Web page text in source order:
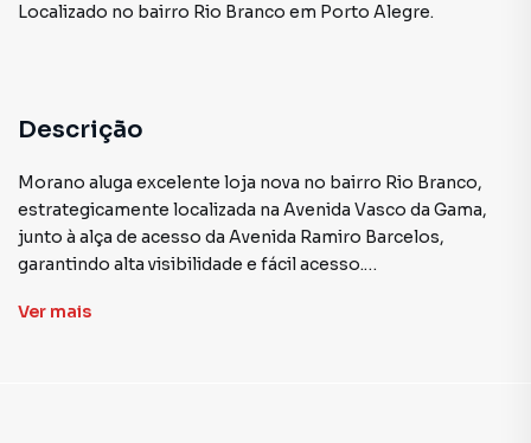
Localizado no bairro Rio Branco em Porto Alegre.
Descrição
Morano aluga excelente loja nova no bairro Rio Branco,
estrategicamente localizada na Avenida Vasco da Gama,
junto à alça de acesso da Avenida Ramiro Barcelos,
garantindo alta visibilidade e fácil acesso.
O imóvel conta com 64,90 m² de área privativa e 52,50 m²
Ver mais